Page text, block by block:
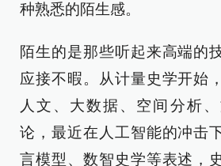
种熟悉的陌生感。
陌生的是那些听起来高端的
应接不暇。从计量史学开始
人文、大数据、空间分析
论，最近在人工智能的冲击
言模型、数智史学等表述，